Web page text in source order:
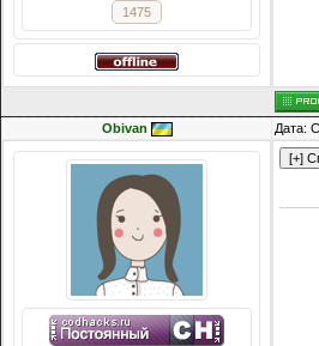
1475
Obivan Дата: